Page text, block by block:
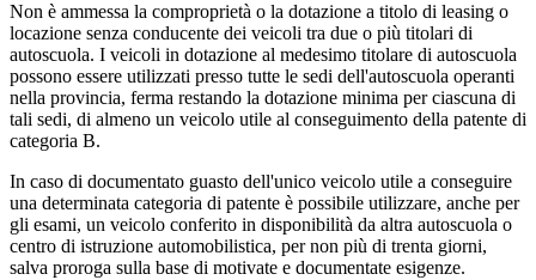
Non è ammessa la comproprietà o la dotazione a titolo di leasing o
locazione senza conducente dei veicoli tra due o più titolari di
autoscuola. I veicoli in dotazione al medesimo titolare di autoscuola
possono essere utilizzati presso tutte le sedi dell'autoscuola operanti
nella provincia, ferma restando la dotazione minima per ciascuna di
tali sedi, di almeno un veicolo utile al conseguimento della patente di
categoria B.
In caso di documentato guasto dell'unico veicolo utile a conseguire
una determinata categoria di patente è possibile utilizzare, anche per
gli esami, un veicolo conferito in disponibilità da altra autoscuola o
centro di istruzione automobilistica, per non più di trenta giorni,
salva proroga sulla base di motivate e documentate esigenze.